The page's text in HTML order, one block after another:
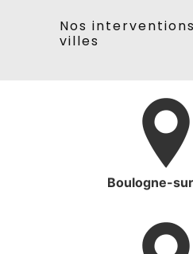
Nos
villes
Boulogne-